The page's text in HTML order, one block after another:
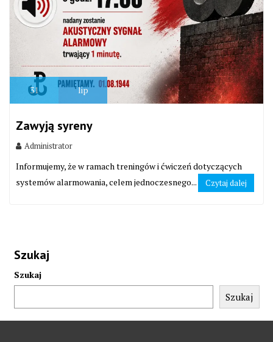
31 lip
Zawyją syreny
Administrator
Informujemy, że w ramach treningów i ćwiczeń dotyczących
systemów alarmowania, celem jednoczesnego...
Czytaj dalej
Szukaj
Szukaj
Szukaj